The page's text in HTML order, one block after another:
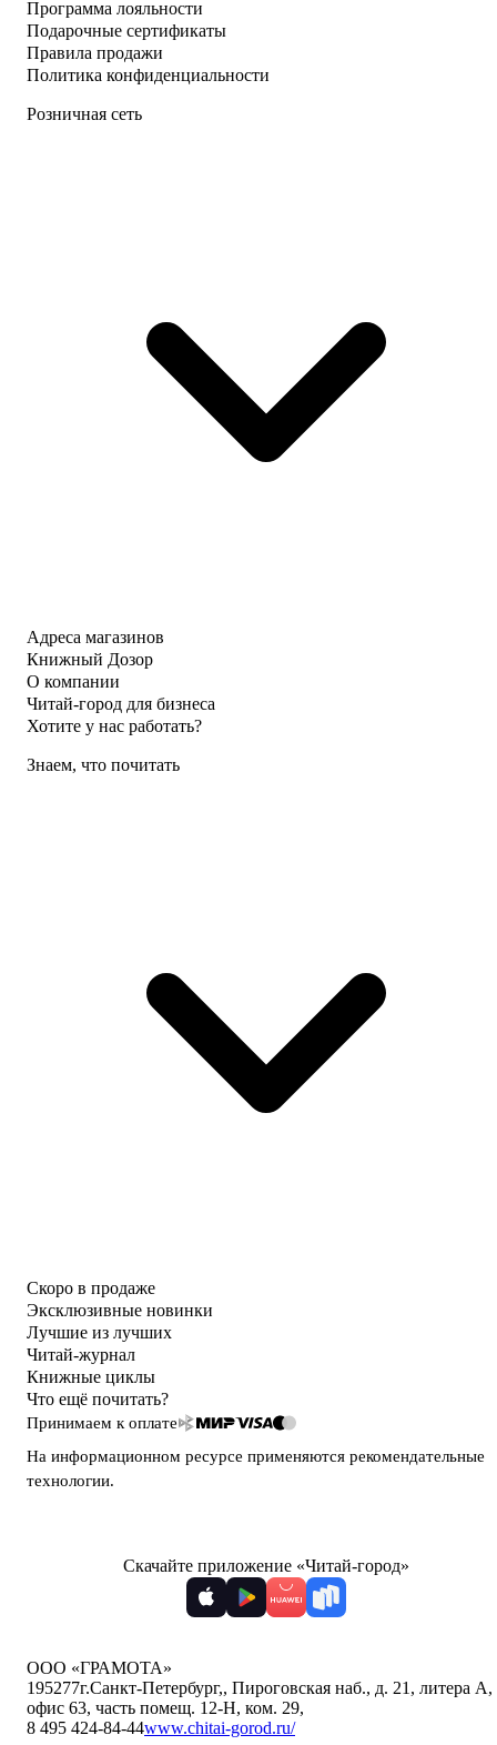
Программа лояльности
Подарочные сертификаты
Правила продажи
Политика конфиденциальности
Розничная сеть
Адреса магазинов
Книжный Дозор
О компании
Читай-город для бизнеса
Хотите у нас работать?
Знаем, что почитать
Скоро в продаже
Эксклюзивные новинки
Лучшие из лучших
Читай-журнал
Книжные циклы
Что ещё почитать?
Принимаем к оплате
На информационном ресурсе применяются рекомендательные
технологии.
Скачайте приложение «Читай-город»
ООО «ГРАМОТА»
195277г.Санкт-Петербург,, Пироговская наб., д. 21, литера А,
офис 63, часть помещ. 12-Н, ком. 29,
8 495 424-84-44www.chitai-gorod.ru/